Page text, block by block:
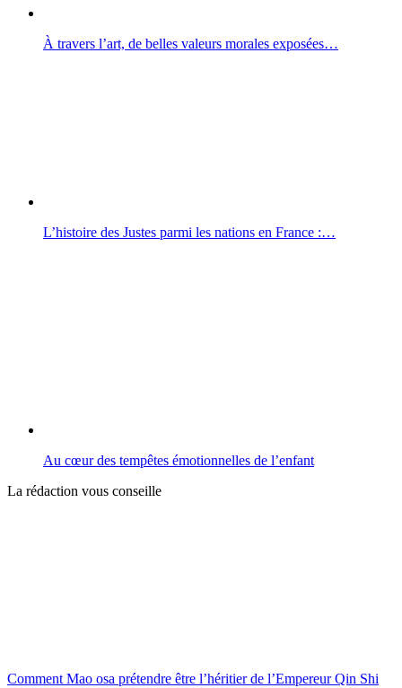
À travers l’art, de belles valeurs morales exposées…
L’histoire des Justes parmi les nations en France :…
Au cœur des tempêtes émotionnelles de l’enfant
La rédaction vous conseille
Comment Mao osa prétendre être l’héritier de l’Empereur Qin Shi